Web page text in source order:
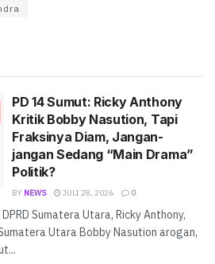
PD 14 Sumut: Ricky Anthony
Kritik Bobby Nasution, Tapi
Fraksinya Diam, Jangan-
jangan Sedang “Main Drama”
Politik?
BY NEWS JULI 28, 2026 0
Sumatera Utara, Ricky Anthony,
Utara Bobby Nasution arogan,